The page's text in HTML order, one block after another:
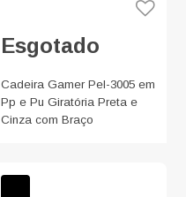
Esgotado
Cadeira Gamer Pel-3005 em
Pp e Pu Giratória Preta e
Cinza com Braço